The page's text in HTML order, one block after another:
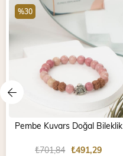
Pembe Kuvars Doğal Bileklik
₺491,29
₺701,84
%30